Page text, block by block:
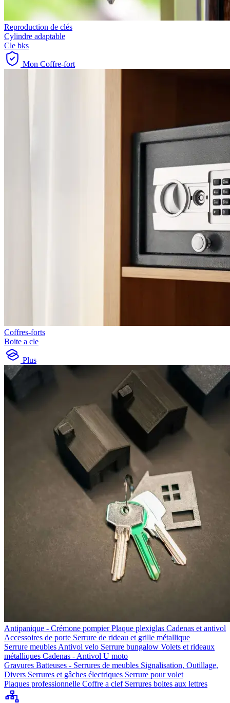
Reproduction de clés
Cylindre adaptable
Cle bks
Mon Coffre-fort
Coffres-forts
Boite a cle
Plus
Antipanique - Crémone pompierPlaque plexiglas Cadenas et antivol
Accessoires de porte Serrure de rideau et grille métallique
Serrure meubles Antivol velo Serrure bungalow Volets et rideaux
métalliques Cadenas - Antivol U moto
Gravures Batteuses - Serrures de meubles Signalisation, Outillage,
Divers Serrures et gâches électriques Serrure pour volet
Plaques professionnelle Coffre a clef Serrures boites aux lettres